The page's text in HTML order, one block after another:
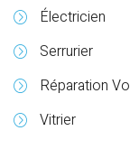
Électricien
Serrurier
Réparation
Vitrier